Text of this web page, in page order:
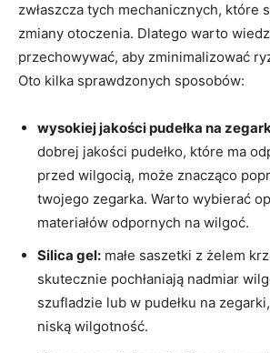
zwłaszcza tych ⁣mechanicznych, które
zmiany otoczenia. Dlatego‍ warto
przechowywać, ⁢aby zminimalizować
Oto kilka sprawdzonych sposobów:
wysokiej jakości pudełka ⁢na
dobrej jakości pudełko, które ⁤ma
przed wilgocią, może znacząco
⁤twojego⁢ zegarka. Warto wybierać
materiałów odpornych na wilgoć.
Silica gel: małe saszetki z żelem
skutecznie pochłaniają nadmiar
szufladzie lub w pudełku na
niską wilgotność.